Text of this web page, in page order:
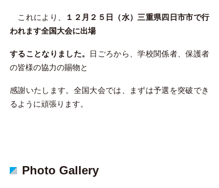
これにより、
１２月２５日（水）三重県四日市市で行
われます全国大会に出場
することなりました。
日ごろから、学校関係者、保護者
の皆様の協力の賜物と
感謝いたします。全国大会では、まずは予選を突破でき
るように頑張ります。
Photo Gallery